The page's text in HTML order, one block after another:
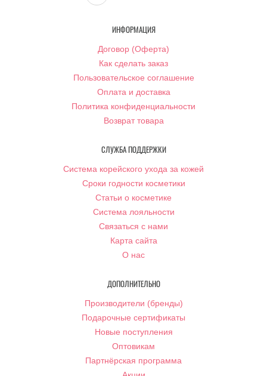
ИНФОРМАЦИЯ
Договор (Оферта)
Как сделать заказ
Пользовательское соглашение
Оплата и доставка
Политика конфиденциальности
Возврат товара
СЛУЖБА ПОДДЕРЖКИ
Система корейского ухода за кожей
Сроки годности косметики
Статьи о косметике
Система лояльности
Связаться с нами
Карта сайта
О нас
ДОПОЛНИТЕЛЬНО
Производители (бренды)
Подарочные сертификаты
Новые поступления
Оптовикам
Партнёрская программа